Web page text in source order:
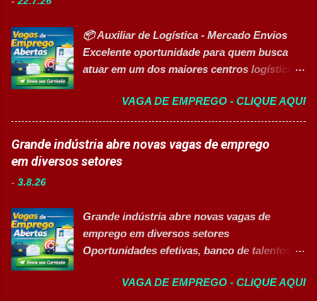
realizar devoluções quand...
profissionais com diferentes perfis e níveis
de experiência. Vagas disponíveis Analista
de Projetos Pleno Auxiliar de Almoxarifado
Manutenção II Banco de Talentos Áreas de
atuação Produção Industrial. Logística.
Almoxarifado. Projetos. Engenharia.
Manutenção Industrial. Operações. Banco de
📦 Auxiliar de Logística - Mercado Envios
Excelente oportunidade para quem busca
atuar em um dos maiores centros logísticos
📋 Sobre a oportunidade O Mercado Envios
está com oportunidade para Auxiliar de
Logística . A empresa busca profissionais
comprometidos, organizados e que desejam
Receber produtos no centro de distribuição;
Embalar e etiquetar mercadorias; Conferir
documentos, registros e embalagens;
logísticos; Contribuir com melhorias na
VAGA DE EMPREGO - CLIQUE AQUI
Grande indústria abre novas vagas de emprego
em diversos setores
- 3.8.26
Grande indústria abre novas vagas de
emprego em diversos setores
Oportunidades efetivas, banco de talentos e
Deficiência (PcD) 👉 CANDIDATAR AGORA
VAGA DE EMPREGO - CLIQUE AQUI